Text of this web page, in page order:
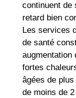
continuent de
retard bien
Les services
de santé
augmentation
fortes
âgées de
de moins de